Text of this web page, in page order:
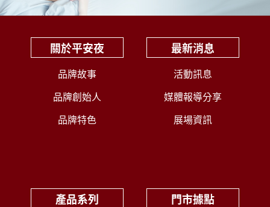
關於平安夜
品牌故事
品牌創始人
品牌特色
最新消息
活動訊息
媒體報導分享
展場資訊
產品系列 門市據點